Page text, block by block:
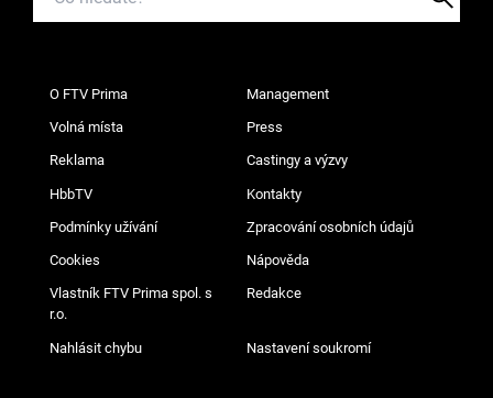
O FTV Prima Management
Volná místa Press
Reklama Castingy a výzvy
HbbTV Kontakty
Podmínky užívání Zpracování osobních údajů
Cookies Nápověda
Vlastník FTV Prima spol. s
r.o.
Redakce
Nahlásit chybu Nastavení soukromí